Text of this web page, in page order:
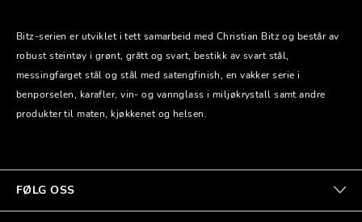
Bitz-serien er utviklet i tett samarbeid med Christian Bitz og består av
robust steintøy i grønt, grått og svart, bestikk av svart stål,
messingfarget stål og stål med satengfinish, en vakker serie i
benporselen, karafler, vin- og vannglass i miljøkrystall samt andre
produkter til maten, kjøkkenet og helsen.
FØLG OSS